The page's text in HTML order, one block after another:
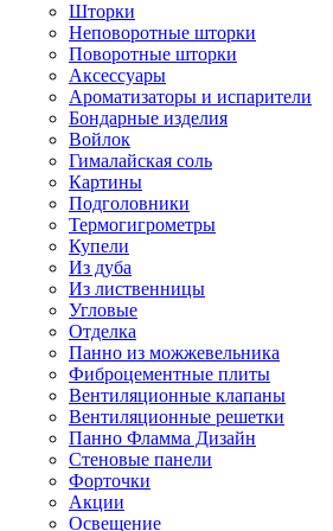
Шторки
Неповоротные шторки
Поворотные шторки
Аксессуары
Ароматизаторы и испарители
Бондарные изделия
Войлок
Гималайская соль
Картины
Подголовники
Термогигрометры
Купели
Из дуба
Из лиственницы
Угловые
Отделка
Панно из можжевельника
Фиброцементные плиты
Вентиляционные клапаны
Вентиляционные решетки
Панно Фламма Дизайн
Стеновые панели
Форточки
Акции
Освещение